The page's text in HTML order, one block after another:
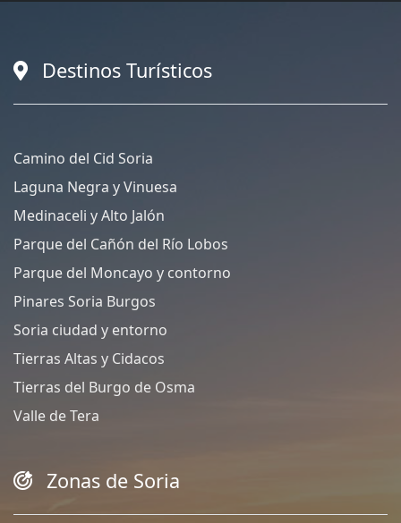
Destinos Turísticos
Camino del Cid Soria
Laguna Negra y Vinuesa
Medinaceli y Alto Jalón
Parque del Cañón del Río Lobos
Parque del Moncayo y contorno
Pinares Soria Burgos
Soria ciudad y entorno
Tierras Altas y Cidacos
Tierras del Burgo de Osma
Valle de Tera
Zonas de Soria